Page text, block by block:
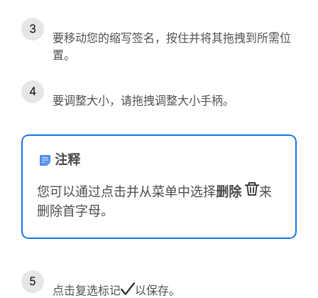
要移动您的缩写签名，按住并将其拖拽到所需位
置。
要调整大小，请拖拽调整大小手柄。
注释
您可以通过点击并从菜单中选择删除
来
删除首字母。
点击复选标记 以保存。